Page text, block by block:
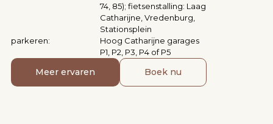
74, 85); fietsenstalling: Laag
Catharijne, Vredenburg,
Stationsplein
parkeren:
Hoog Catharijne garages
P1, P2, P3, P4 of P5
Meer ervaren Boek nu